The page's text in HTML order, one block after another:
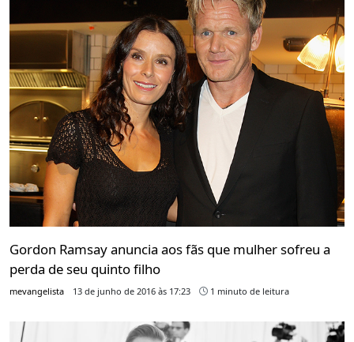
Gordon Ramsay anuncia aos fãs que mulher sofreu a
perda de seu quinto filho
mevangelista 13 de junho de 2016 às 17:23 1 minuto de leitura